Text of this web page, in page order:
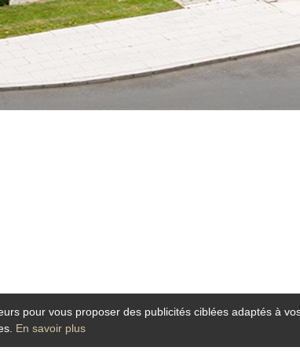
pour vous proposer des publicités ciblées adaptés à
En savoir plus